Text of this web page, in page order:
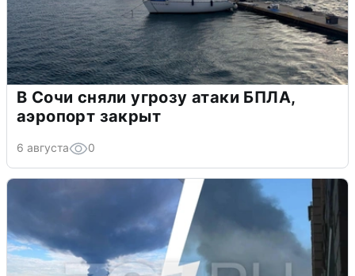
В Сочи сняли угрозу атаки БПЛА,
аэропорт закрыт
6 августа 0